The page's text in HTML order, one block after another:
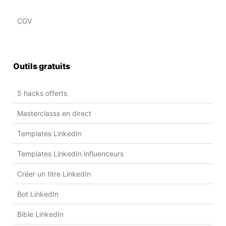
CGV
Outils gratuits
5 hacks offerts
Masterclasss en direct
Templates LinkedIn
Templates LinkedIn influenceurs
Créer un titre LinkedIn
Bot LinkedIn
Bible LinkedIn